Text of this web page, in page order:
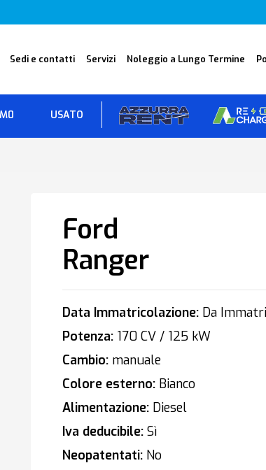
Sedi e contatti Servizi Noleggio a Lungo Termine
USATO
Ford
Ranger
Data Immatricolazione:Da
Potenza:170 CV / 125 kW
Cambio:manuale
Colore esterno:Bianco
Alimentazione:Diesel
Iva deducibile:Sì
Neopatentati:No